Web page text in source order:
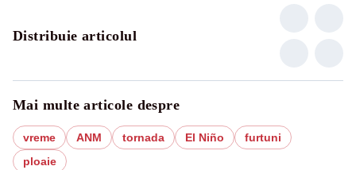
Distribuie articolul
Mai multe articole despre
vreme ANM tornada El Niño
furtuni
ploaie